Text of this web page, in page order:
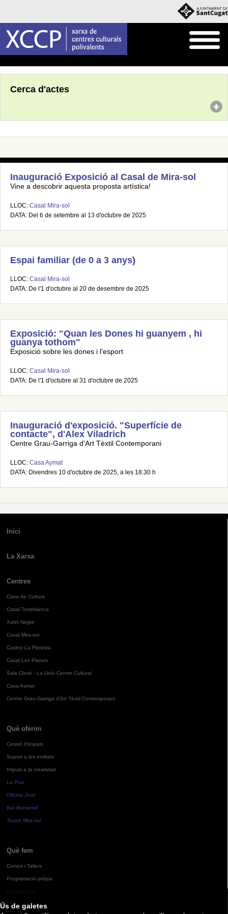
Ús de galetes
Cerca d'actes
Inauguració Exposició al Casal de Mira-sol
Vine a descobrir aquesta proposta artística!
LLOC: Casal Mira-sol
DATA: Del 6 de setembre al 13 d'octubre de 2025
Espai familiar (de 0 a 3 anys)
LLOC: Casal Mira-sol
DATA: De l'1 d'octubre al 20 de desembre de 2025
Exposició: "Quan les Dones hi guanyem , hi
guanya tothom"
Exposició sobre les dones i l’esport
LLOC: Casal Mira-sol
DATA: De l'1 d'octubre al 31 d'octubre de 2025
Inauguració d'exposició. "Superfície de
contacte", d'Alex Viladrich
Centre Grau-Garriga d'Art Tèxtil Contemporani
LLOC: Casa Aymat
DATA: Divendres 10 d'octubre de 2025, a les 18.30 h
Inici
La Xarxa
Centres
Casa de Cultura
Casal Torreblanca
Xalet Negre
Casal Mira-sol
Casino La Floresta
Casal Les Planes
Sala Clavé - La Unió Centre Cultural
Casa Aymat
Centre Grau-Garriga d'Art Tèxtil Contemporani
Què oferim
Cessió d'espais
Suport a les entitats
Impuls a la creativitat
La Pua
Oficina Jove
Bar Bocamoll
Teatre Mira-sol
Què fem
Cursos i Tallers
Programació pròpia